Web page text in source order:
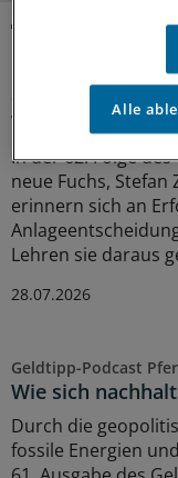
MEHR ZUM
Was wir aus
In der 62. Folge
neue Fuchs,
erinnern sich an
Lehren sie daraus
28.07.2026
Geldtipp-Podcast
Wie sich
Durch die
fossile Energien
Alle